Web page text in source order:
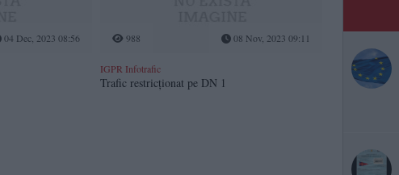
04 Dec, 2023 08:56 988 08 Nov, 2023 09:11
IGPR Infotrafic
Trafic restricționat pe DN 1